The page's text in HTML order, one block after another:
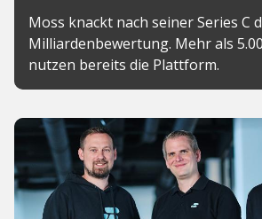
Moss knackt nach seiner Series C
Milliardenbewertung. Mehr als
nutzen bereits die Plattform.